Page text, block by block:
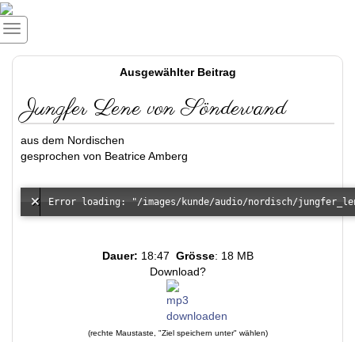
Ausgewählter Beitrag
Jungfer Lene von Söndervand
aus dem Nordischen
gesprochen von Beatrice Amberg
Dauer: 18:47 Grösse: 18 MB
Download?
(rechte Maustaste, "Ziel speichern unter" wählen)